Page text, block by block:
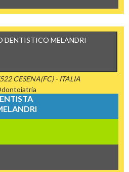
DENTISTICO MELANDRI
CESENA(FC) - ITALIA